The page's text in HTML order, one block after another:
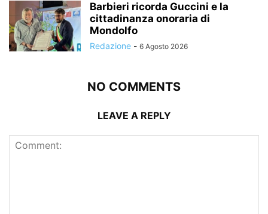
Barbieri ricorda Guccini e la
cittadinanza onoraria di
Mondolfo
Redazione - 6 Agosto 2026
NO COMMENTS
LEAVE A REPLY